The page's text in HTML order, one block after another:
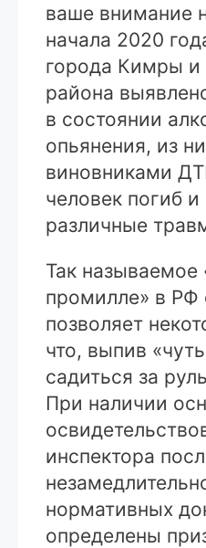
ваше внимание
начала 2020
города Кимры и
района
в состоянии
опьянения, из
виновниками
человек погиб
различные
Так называемое
промилле» в РФ
позволяет
что, выпив
садиться за
При наличии
инспектора
нормативных
определены